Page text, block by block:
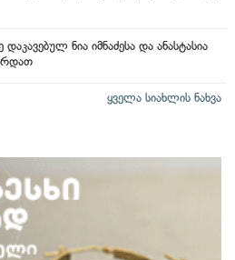
დაკავებულ ნია იმნაძესა და ანასტასია
ყველა სიახლის ნახვა